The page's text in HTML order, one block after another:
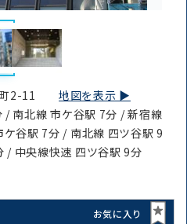
村町2-11地図を表示 ▶︎
/ 南北線 市ケ谷駅 7分 / 新宿線
谷駅 7分 / 南北線 四ツ谷駅 9
/ 中央線快速 四ツ谷駅 9分
お気に入り